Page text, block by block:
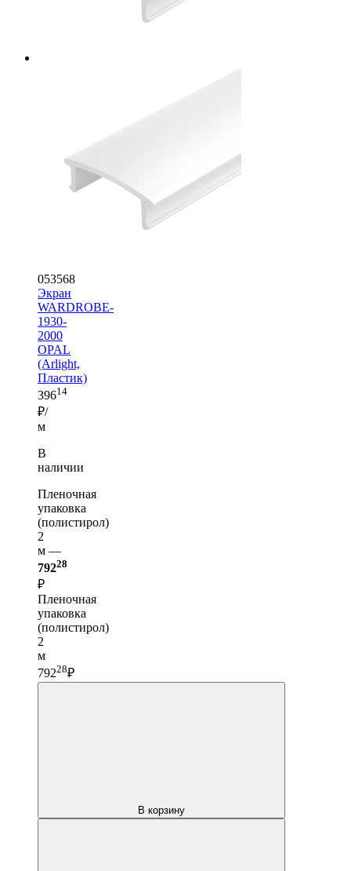
053568
Экран
WARDROBE-
1930-
2000
OPAL
(Arlight,
Пластик)
39614
₽/
м
В
наличии
Пленочная
упаковка
(полистирол)
2
м —
79228
₽
Пленочная
упаковка
(полистирол)
2
м
79228₽
В корзину